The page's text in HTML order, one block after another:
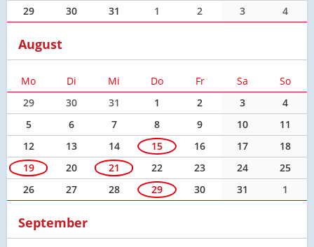
29
30 31 1 2 3 4
August
Mo Di Mi Do Fr Sa
So
29
30 31 1 2 3
4
5
6 7 8 9 10
11
12
13 14 15 16 17
18
19
20 21 22 23 24
25
26
27 28 29 30 31 1
September